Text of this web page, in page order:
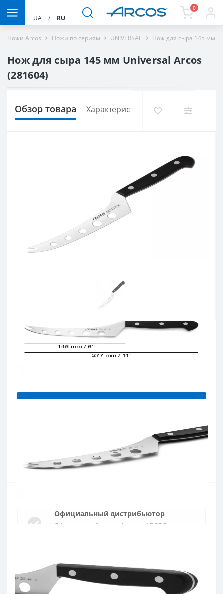
UA / RU
0
Ножи Arcos Ножи по сериям UNIVERSAL Нож для сыра 145 мм
Нож для сыра 145 мм Universal Arcos
(281604)
Обзор товара Характеристики Доставка и
Артикул:281604
Наличие:В наличии
Введите номер телефона и мы перезвоним
Официальный дистрибьютор
Официальный дистрибьютор ARCOS в
Быстрая доставка
Доставка в течении 1-3 дней по Украине